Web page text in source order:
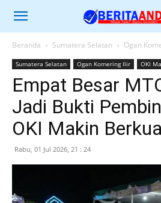
Beranda Sumatera Selatan Ogan
Sumatera Selatan Ogan Komering Ilir OKI
Empat Besar
Jadi Bukti
OKI Makin
Rabu, 01 Jul 2026, 21 : 24